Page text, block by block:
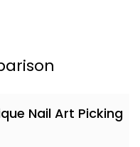
Nail Art Picking